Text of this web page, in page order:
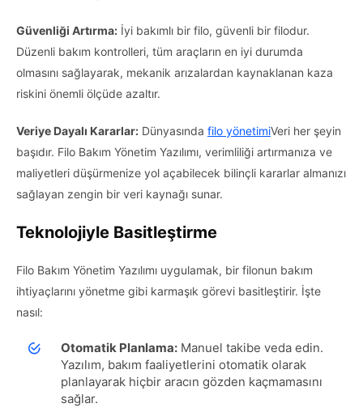
Güvenliği Artırma: İyi bakımlı bir filo, güvenli bir filodur.
Düzenli bakım kontrolleri, tüm araçların en iyi durumda
olmasını sağlayarak, mekanik arızalardan kaynaklanan kaza
riskini önemli ölçüde azaltır.
Veriye Dayalı Kararlar: Dünyasında filo yönetimiVeri her şeyin
başıdır. Filo Bakım Yönetim Yazılımı, verimliliği artırmanıza ve
maliyetleri düşürmenize yol açabilecek bilinçli kararlar almanızı
sağlayan zengin bir veri kaynağı sunar.
Teknolojiyle Basitleştirme
Filo Bakım Yönetim Yazılımı uygulamak, bir filonun bakım
ihtiyaçlarını yönetme gibi karmaşık görevi basitleştirir. İşte
nasıl:
Otomatik Planlama: Manuel takibe veda edin.
Yazılım, bakım faaliyetlerini otomatik olarak
planlayarak hiçbir aracın gözden kaçmamasını
sağlar.